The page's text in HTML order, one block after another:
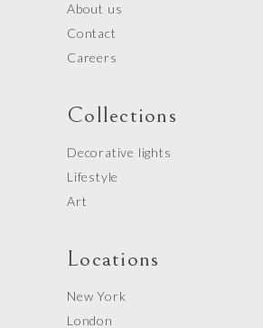
About us
Contact
Careers
Collections
Decorative lights
Lifestyle
Art
Locations
New York
London